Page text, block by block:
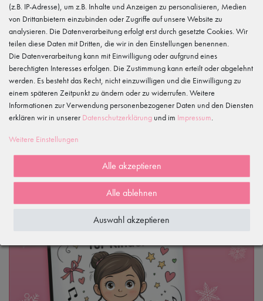
9
Polly Pocket Ballett Set
am 09.12.2025
Beendet
(z.B. IP-Adresse), um z.B. Inhalte und Anzeigen zu personalisieren, Medien
von Drittanbietern einzubinden oder Zugriffe auf unsere Website zu
analysieren. Die Datenverarbeitung erfolgt erst durch gesetzte Cookies. Wir
teilen diese Daten mit Dritten, die wir in den Einstellungen benennen.
Die Datenverarbeitung kann mit Einwilligung oder aufgrund eines
berechtigten Interesses erfolgen. Die Zustimmung kann erteilt oder abgelehnt
werden. Es besteht das Recht, nicht einzuwilligen und die Einwilligung zu
einem späteren Zeitpunkt zu ändern oder zu widerrufen. Weitere
Informationen zur Verwendung personenbezogener Daten und den Diensten
erklären wir in unserer Daten­schutz­erklärung und im Impressum
Weitere Einstellungen
Alle akzeptieren
Alle ablehnen
Auswahl akzeptieren